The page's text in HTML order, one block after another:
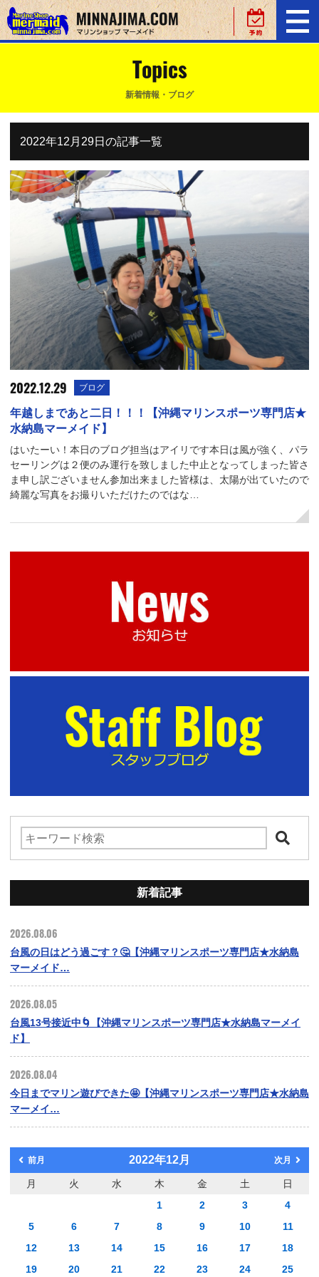
Topics
新着情報・ブログ
2022年12月29日の記事一覧
2022.12.29 ブログ
年越しまであと二日！！！【沖縄マリンスポーツ専門店★
水納島マーメイド】
はいたーい！本日のブログ担当はアイリです本日は風が強く、パラ
セーリングは２便のみ運行を致しました中止となってしまった皆さ
ま申し訳ございません参加出来ました皆様は、太陽が出ていたので
綺麗な写真をお撮りいただけたのではな…
新着記事
2026.08.06
台風の日はどう過ごす？🤔【沖縄マリンスポーツ専門店★水納島
マーメイド…
2026.08.05
台風13号接近中🌀【沖縄マリンスポーツ専門店★水納島マーメイ
ド】
2026.08.04
今日までマリン遊びできた🤩【沖縄マリンスポーツ専門店★水納島
マーメイ…
前月 2022年12月 次月
月 火 水 木 金 土
日
1
2 3
4
5
6 7 8 9 10
11
12
13 14 15 16 17
18
19
20 21 22 23 24 25